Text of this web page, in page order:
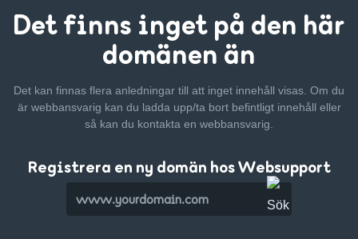
Det finns inget på den här
domänen än
Det kan finnas flera anledningar till att inget innehåll visas. Om du
är webbansvarig kan du ladda upp/ta bort befintligt innehåll eller
så kan du kontakta en webbansvarig.
Registrera en ny domän hos Websupport